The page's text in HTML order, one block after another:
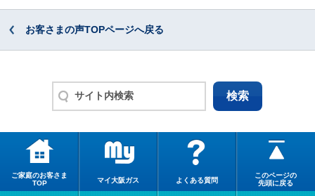
お客さまの声TOPページへ戻る
ご家庭のお客さま
TOP
マイ大阪ガス よくある質問
このページの
先頭に戻る